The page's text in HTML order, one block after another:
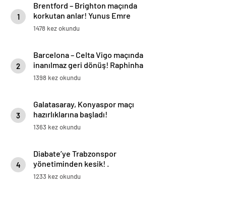
1
Brentford – Brighton maçında
korkutan anlar! Yunus Emre
Konak oyuna devam edemedi…
1478 kez okundu
2
Barcelona – Celta Vigo maçında
inanılmaz geri dönüş! Raphinha
maça damga vurdu
1398 kez okundu
3
Galatasaray, Konyaspor maçı
hazırlıklarına başladı!
1363 kez okundu
4
Diabate’ye Trabzonspor
yönetiminden kesik! .
1233 kez okundu